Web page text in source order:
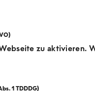
zu aktivieren.